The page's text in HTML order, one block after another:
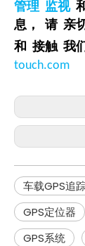
管理 监视
息， 请 亲
和 接触 我
touch.com
车载GPS追
GPS定位器
GPS系统